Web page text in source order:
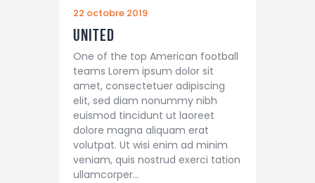
22 octobre 2019
United
One of the top American football
teams Lorem ipsum dolor sit
amet, consectetuer adipiscing
elit, sed diam nonummy nibh
euismod tincidunt ut laoreet
dolore magna aliquam erat
volutpat. Ut wisi enim ad minim
veniam, quis nostrud exerci tation
ullamcorper…